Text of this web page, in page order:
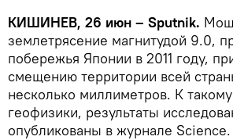
КИШИНЕВ, 26 июн – Sputnik.
землетрясение магнитудой 9.0,
побережья Японии в 2011 году,
смещению территории всей
несколько миллиметров. К
геофизики, результаты
опубликованы в журнале Science.